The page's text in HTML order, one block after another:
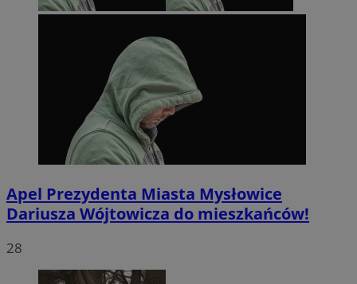
Apel Prezydenta Miasta Mysłowice
Dariusza Wójtowicza do mieszkańców!
28